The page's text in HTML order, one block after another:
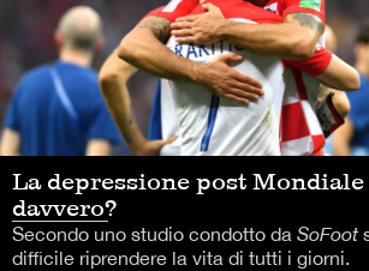
La depressione post Mondiale
davvero?
Secondo uno studio condotto da SoFoot
difficile riprendere la vita di tutti i giorni.